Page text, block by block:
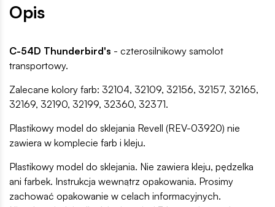
Opis
C-54D Thunderbird's - czterosilnikowy samolot
transportowy.
Zalecane kolory farb: 32104, 32109, 32156, 32157, 32165,
32169, 32190, 32199, 32360, 32371.
Plastikowy model do sklejania Revell (REV-03920) nie
zawiera w komplecie farb i kleju.
Plastikowy model do sklejania. Nie zawiera kleju, pędzelka
ani farbek. Instrukcja wewnątrz opakowania. Prosimy
zachować opakowanie w celach informacyjnych.